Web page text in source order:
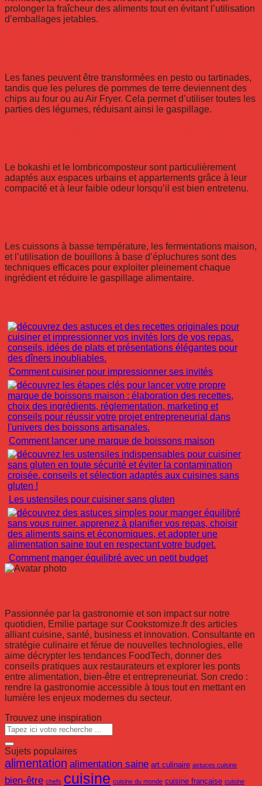
prolonger la fraîcheur des aliments tout en évitant l’utilisation
d’emballages jetables.
Les fanes peuvent être transformées en pesto ou tartinades,
tandis que les pelures de pommes de terre deviennent des
chips au four ou au Air Fryer. Cela permet d’utiliser toutes les
parties des légumes, réduisant ainsi le gaspillage.
Le bokashi et le lombricomposteur sont particulièrement
adaptés aux espaces urbains et appartements grâce à leur
compacité et à leur faible odeur lorsqu’il est bien entretenu.
Les cuissons à basse température, les fermentations maison,
et l’utilisation de bouillons à base d’épluchures sont des
techniques efficaces pour exploiter pleinement chaque
ingrédient et réduire le gaspillage alimentaire.
Comment cuisiner pour impressionner ses invités
Comment lancer une marque de boissons maison
Les ustensiles pour cuisiner sans gluten
Comment manger équilibré avec un petit budget
Passionnée par la gastronomie et son impact sur notre
quotidien, Emilie partage sur Cookstomize.fr des articles
alliant cuisine, santé, business et innovation. Consultante en
stratégie culinaire et férue de nouvelles technologies, elle
aime décrypter les tendances FoodTech, donner des
conseils pratiques aux restaurateurs et explorer les ponts
entre alimentation, bien-être et entrepreneuriat. Son credo :
rendre la gastronomie accessible à tous tout en mettant en
lumière les enjeux modernes du secteur.
Trouvez une inspiration
Sujets populaires
alimentation alimentation saine art culinaire astuces cuisine
bien-être chefs cuisine cuisine du monde cuisine française cuisine